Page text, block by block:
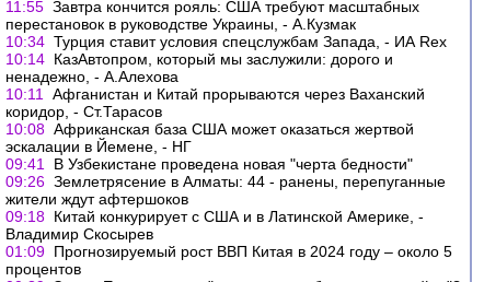
11:55 Завтра кончится рояль: США требуют масштабных
перестановок в руководстве Украины, - А.Кузмак
10:34 Турция ставит условия спецслужбам Запада, - ИА Rex
10:14 КазАвтопром, который мы заслужили: дорого и
ненадежно, - А.Алехова
10:11
Афганистан и Китай прорываются через Ваханский
коридор, - Ст.Тарасов
10:08 Африканская база США может оказаться жертвой
эскалации в Йемене, - НГ
09:41
В Узбекистане проведена новая "черта бедности"
09:26 Землетрясение в Алматы: 44 - ранены, перепуганные
жители ждут афтершоков
09:18 Китай конкурирует с США и в Латинской Америке, -
Владимир Скосырев
01:09 Прогнозируемый рост ВВП Китая в 2024 году – около 5
процентов